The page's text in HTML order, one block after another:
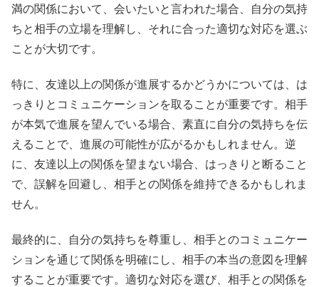
満の関係において、会いたいと言われた場合、自分の気持
ちと相手の立場を理解し、それに合った適切な対応を選ぶ
ことが大切です。
特に、友達以上の関係が進展するかどうかについては、は
っきりとコミュニケーションを取ることが重要です。相手
が本気で進展を望んでいる場合、素直に自分の気持ちを伝
えることで、進展の可能性が広がるかもしれません。逆
に、友達以上の関係を望まない場合、はっきりと断ること
で、誤解を回避し、相手との関係を維持できるかもしれま
せん。
最終的に、自分の気持ちを尊重し、相手とのコミュニケー
ションを通じて関係を明確にし、相手の本当の意図を理解
することが重要です。適切な対応を選び、相手との関係を